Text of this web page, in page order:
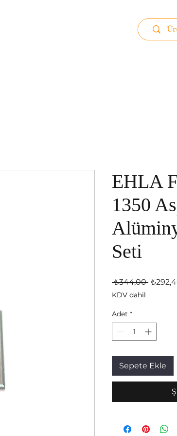
EHLA
1350
Seti
₺344,00 Normal
KDV dahil
Adet *
Sepete Ekle